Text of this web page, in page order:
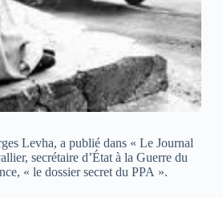
Levha, a publié dans « Le Journal
secrétaire d’État à la Guerre du
« le dossier secret du PPA ».